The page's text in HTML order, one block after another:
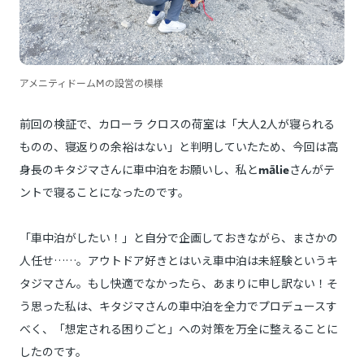
アメニティドームMの設営の模様
前回の検証で、カローラ クロスの荷室は「大人2人が寝られる
ものの、寝返りの余裕はない」と判明していたため、今回は高
身長のキタジマさんに車中泊をお願いし、私とmālieさんがテ
ントで寝ることになったのです。
「車中泊がしたい！」と自分で企画しておきながら、まさかの
人任せ……。アウトドア好きとはいえ車中泊は未経験というキ
タジマさん。もし快適でなかったら、あまりに申し訳ない！そ
う思った私は、キタジマさんの車中泊を全力でプロデュースす
べく、「想定される困りごと」への対策を万全に整えることに
したのです。